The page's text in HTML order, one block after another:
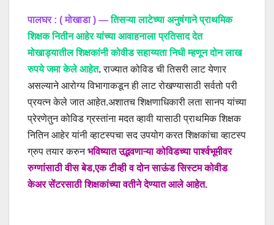
पालघर : ( मोखाडा ) —तिसऱ्या लाटेच्या अनुषंगाने प्राथमिक
शिक्षक नितीन आहेर यांच्या आवाहनाला प्रतिसाद देत
मोखाड्यातील शिक्षकांनी कोवीड सहाय्यता निधी म्हणून दोन लाख
रुपये जमा केले आहेत.राज्यात कोविड ची तिसरी लाट येणार
असल्याने आरोग्य विभागाकडून ही लाट रोखण्यासाठी सर्वतो परी
प्रयत्न केले जात आहेत.अशातच शिक्षणाधिकारी लता सानप यांच्या
प्रेरणेतुन कोविड ग्रस्तांना मदत व्हावी यासाठी प्राथमिक शिक्षक
नितिन आहेर यांनी व्हाटस्पचा सद उपयोग करत शिक्षकांचा व्हाटस्प
ग्रुप तयार करुनभविष्यात उद्भवणाऱ्या कोविडच्या पार्श्वभूमीवर
रुग्णांसाठी वीस बेड,एक टीव्ही व दोन साऊंड सिस्टम कोवीड
केअर सेंटरसाठी शिक्षकांच्या वतीने देण्यात आले आहेत.